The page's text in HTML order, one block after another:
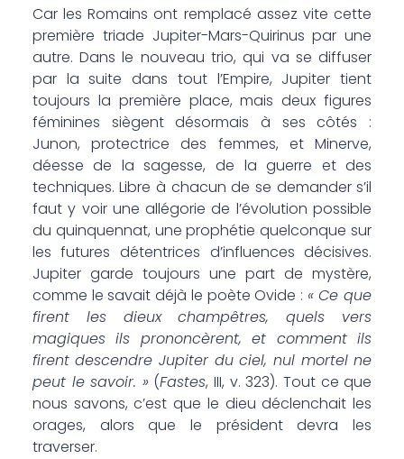
Car les Romains ont remplacé assez vite cette
première triade Jupiter-Mars-Quirinus par une
autre. Dans le nouveau trio, qui va se diffuser
par la suite dans tout l’Empire, Jupiter tient
toujours la première place, mais deux figures
féminines siègent désormais à ses côtés :
Junon, protectrice des femmes, et Minerve,
déesse de la sagesse, de la guerre et des
techniques. Libre à chacun de se demander s’il
faut y voir une allégorie de l’évolution possible
du quinquennat, une prophétie quelconque sur
les futures détentrices d’influences décisives.
Jupiter garde toujours une part de mystère,
comme le savait déjà le poète Ovide : « Ce que
firent les dieux champêtres, quels vers
magiques ils prononcèrent, et comment ils
firent descendre Jupiter du ciel, nul mortel ne
peut le savoir. » (Fastes, III, v. 323). Tout ce que
nous savons, c’est que le dieu déclenchait les
orages, alors que le président devra les
traverser.